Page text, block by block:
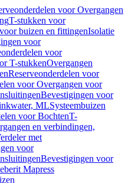
voor Overgangen
T-stukken voor
buizen en fittingenIsolatie
voor
voor
T-stukkenOvergangen
Reserveonderdelen voor
voor Overgangen voor
Bevestigingen voor
MLSysteembuizen
voor BochtenT-
en verbindingen,
met
voor
Bevestigingen voor
Mapress